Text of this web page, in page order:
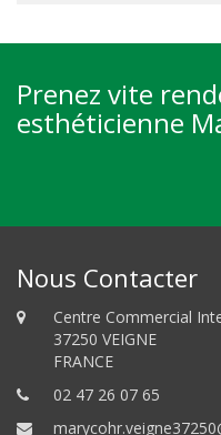
Prenez vite
esthéticienne
Nous Contacter
Centre Commercial
37250 VEIGNE
FRANCE
02 47 26 07 65